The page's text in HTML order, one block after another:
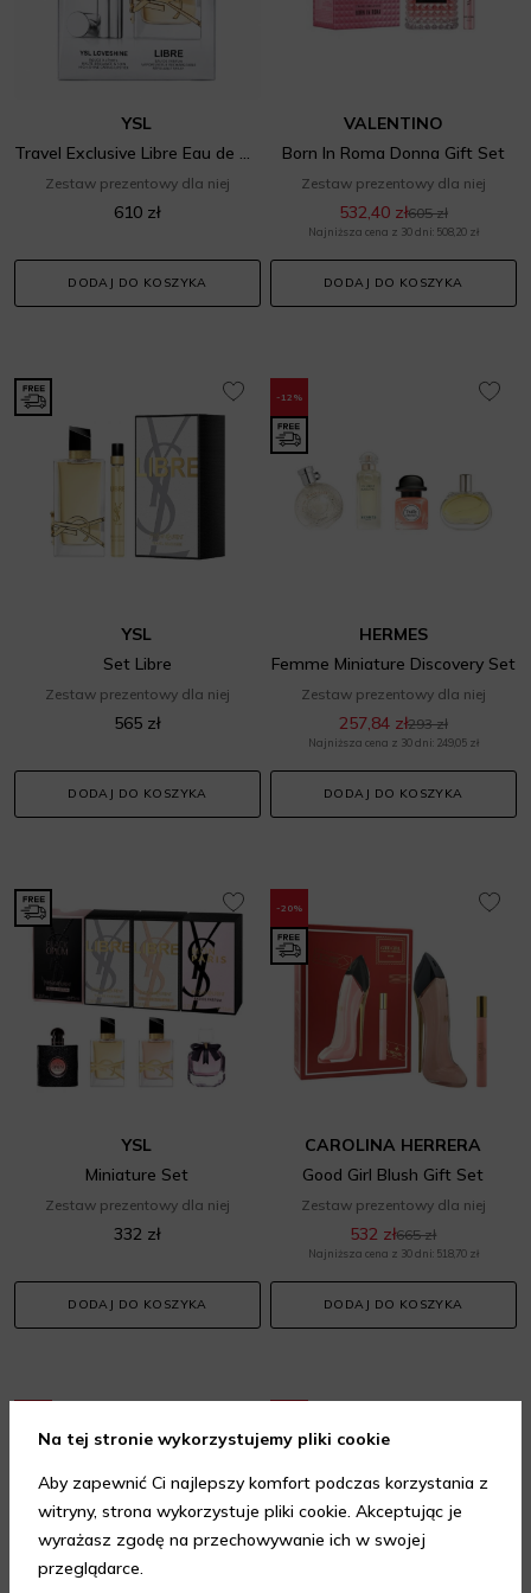
YSL
Travel Exclusive Libre Eau de Parfum & Love Shine Lipstick Set
Zestaw prezentowy dla niej
610 zł
DODAJ DO KOSZYKA
VALENTINO
Born In Roma Donna Gift Set
Zestaw prezentowy dla niej
532,40 zł605 zł
Najniższa cena z 30 dni: 508,20 zł
DODAJ DO KOSZYKA
YSL
Set Libre
Zestaw prezentowy dla niej
565 zł
DODAJ DO KOSZYKA
-12%
HERMES
Femme Miniature Discovery Set
Zestaw prezentowy dla niej
257,84 zł293 zł
Najniższa cena z 30 dni: 249,05 zł
DODAJ DO KOSZYKA
YSL
Miniature Set
Zestaw prezentowy dla niej
332 zł
DODAJ DO KOSZYKA
-20%
CAROLINA HERRERA
Good Girl Blush Gift Set
Zestaw prezentowy dla niej
532 zł665 zł
Najniższa cena z 30 dni: 518,70 zł
DODAJ DO KOSZYKA
Na tej stronie wykorzystujemy pliki cookie
Aby zapewnić Ci najlepszy komfort podczas korzystania z
witryny, strona wykorzystuje pliki cookie. Akceptując je
wyrażasz zgodę na przechowywanie ich w swojej
przeglądarce.